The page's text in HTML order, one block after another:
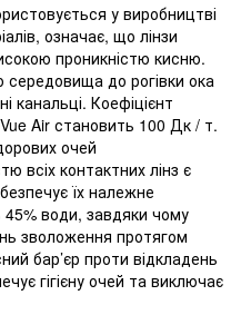
у виробництві
означає, що лінзи
проникністю кисню.
середовища до рогівки ока
канальці. Коефіцієнт
Air становить 100 Дк / т.
очей
всіх контактних лінз є
їх належне
води, завдяки чому
зволоження протягом
бар’єр проти відкладень
гігієну очей та виключає